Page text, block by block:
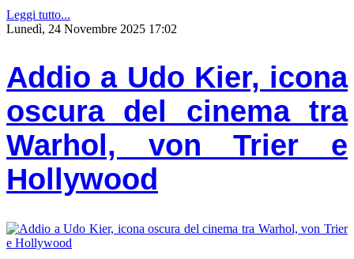
Leggi tutto...
Lunedì, 24 Novembre 2025 17:02
Addio a Udo Kier, icona
oscura del cinema tra
Warhol, von Trier e
Hollywood